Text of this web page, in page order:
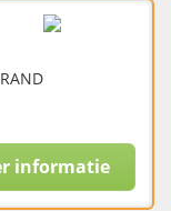
informatie